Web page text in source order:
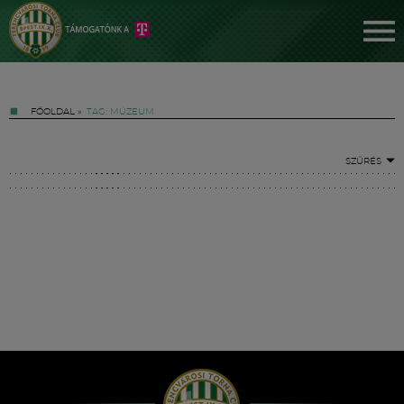
FŐOLDAL » TAG: MÚZEUM
SZŰRÉS
Hírek